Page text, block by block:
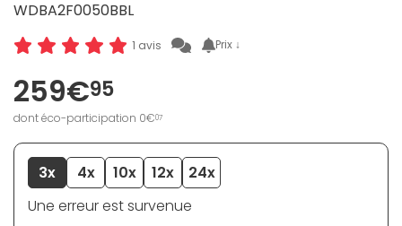
WDBA2F0050BBL
1 avis Prix ↓
259€95
dont éco-participation 0€07
3x 4x 10x 12x
24x
Une erreur est survenue